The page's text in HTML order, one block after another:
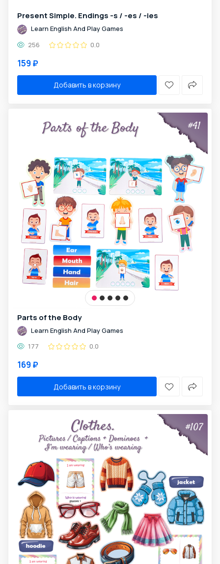
Present Simple. Endings -s / -es / -ies
Learn English And Play Games
256
0.0
159 ₽
Добавить в корзину
Parts of the Body
Learn English And Play Games
177
0.0
169 ₽
Добавить в корзину